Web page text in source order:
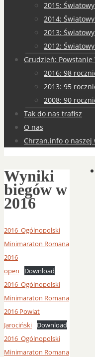
2015:
2014:
2013:
2012:
Grudzień: Powstanie
2016: 98
2013: 95
2008: 90
Tak do nas trafisz
O nas
Chrzan.info o naszej
Wyniki
biegów w
2016
2016_Ogólnopolski
Minimaraton Romana
2016
open
Download
2016_Ogólnopolski
Minimaraton Romana
2016 Powiat
Jarociński
Download
2016_Ogólnopolski
Minimaraton Romana